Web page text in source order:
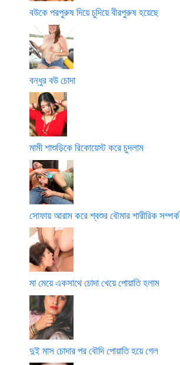
বউকে পরপুরুষ দিয়ে চুদিয়ে বীরপুরুষ হয়েছে
বন্ধুর বউ চোদা
মামী শাশুড়িকে রিকোয়েস্ট করে চুদলাম
সোফায় আরাম করে শ্বশুর বৌমার শারীরিক সম্পর্ক
মা মেয়ে একসাথে চোদা খেয়ে পোয়াতি হলাম
দুই মাস চোদার পর বৌদি পোয়াতি হয়ে গেল